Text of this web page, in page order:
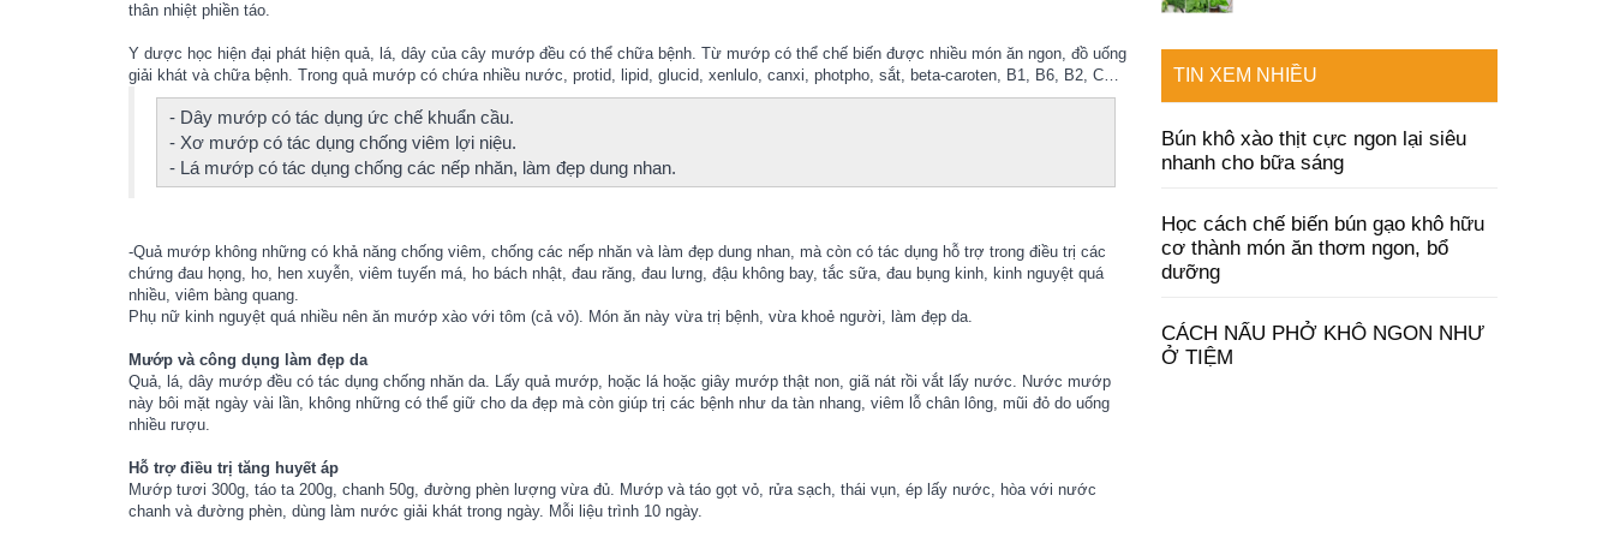
thân nhiệt phiền táo.
Y dược học hiện đại phát hiện quả, lá, dây của cây mướp đều có thể chữa bệnh. Từ mướp có thể chế biến được nhiều món ăn ngon, đồ uống
giải khát và chữa bệnh. Trong quả mướp có chứa nhiều nước, protid, lipid, glucid, xenlulo, canxi, photpho, sắt, beta-caroten, B1, B6, B2, C…
- Dây mướp có tác dụng ức chế khuẩn cầu.
- Xơ mướp có tác dụng chống viêm lợi niệu.
- Lá mướp có tác dụng chống các nếp nhăn, làm đẹp dung nhan.
-Quả mướp không những có khả năng chống viêm, chống các nếp nhăn và làm đẹp dung nhan, mà còn có tác dụng hỗ trợ trong điều trị các
chứng đau họng, ho, hen xuyễn, viêm tuyến má, ho bách nhật, đau răng, đau lưng, đậu không bay, tắc sữa, đau bụng kinh, kinh nguyệt quá
nhiều, viêm bàng quang.
Phụ nữ kinh nguyệt quá nhiều nên ăn mướp xào với tôm (cả vỏ). Món ăn này vừa trị bệnh, vừa khoẻ người, làm đẹp da.
Mướp và công dụng làm đẹp da
Quả, lá, dây mướp đều có tác dụng chống nhăn da. Lấy quả mướp, hoặc lá hoặc giây mướp thật non, giã nát rồi vắt lấy nước. Nước mướp
này bôi mặt ngày vài lần, không những có thể giữ cho da đẹp mà còn giúp trị các bệnh như da tàn nhang, viêm lỗ chân lông, mũi đỏ do uống
nhiều rượu.
Hỗ trợ điều trị tăng huyết áp
Mướp tươi 300g, táo ta 200g, chanh 50g, đường phèn lượng vừa đủ. Mướp và táo gọt vỏ, rửa sạch, thái vụn, ép lấy nước, hòa với nước
chanh và đường phèn, dùng làm nước giải khát trong ngày. Mỗi liệu trình 10 ngày.
TIN XEM NHIỀU
Bún khô xào thịt cực ngon lại siêu
nhanh cho bữa sáng
Học cách chế biến bún gạo khô hữu
cơ thành món ăn thơm ngon, bổ
dưỡng
CÁCH NẤU PHỞ KHÔ NGON NHƯ
Ở TIỆM